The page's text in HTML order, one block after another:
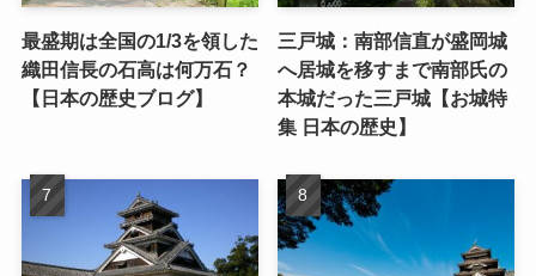
最盛期は全国の1/3を領した
織田信長の石高は何万石？
【日本の歴史ブログ】
三戸城：南部信直が盛岡城
へ居城を移すまで南部氏の
本城だった三戸城【お城特
集 日本の歴史】